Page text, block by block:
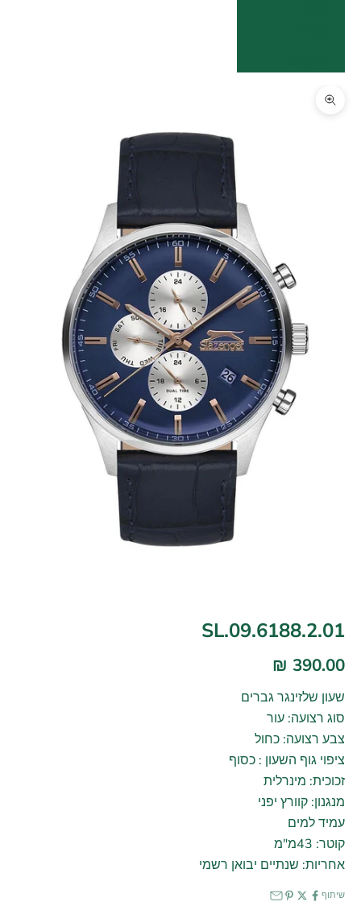
SL.09.6188.2.01
390.00 ₪
שעון שלזינגר גברים
סוג רצועה: עור
צבע רצועה: כחול
ציפוי גוף השעון : כסוף
זכוכית: מינרלית
מנגנון: קוורץ יפני
עמיד למים
קוטר: 43מ"מ
אחריות: שנתיים יבואן רשמי
שיתוף